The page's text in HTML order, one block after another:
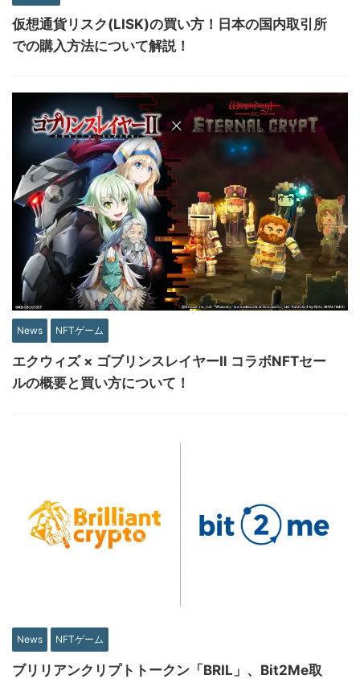
仮想通貨リスク(LISK)の買い方！日本の国内取引所
での購入方法について解説！
News NFTゲーム
エクウィズ × ゴブリンスレイヤーⅡ コラボNFTセー
ルの概要と買い方について！
News NFTゲーム
ブリリアンクリプトトークン「BRIL」、Bit2Me取